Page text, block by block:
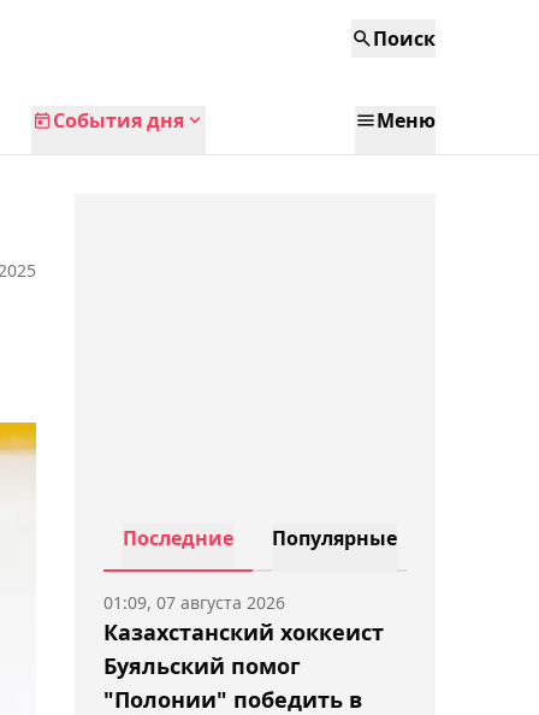
Поиск
События дня Меню
Последние Популярные
Казахстанский хоккеист
Буяльский помог
"Полонии" победить в
01:09, 07 августа 2026